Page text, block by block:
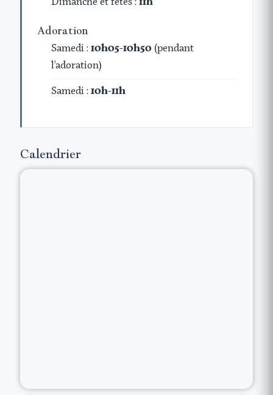
Adoration
Samedi :10h05-10h50 (pendant
l'adoration)
Samedi :10h-11h
Calendrier